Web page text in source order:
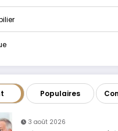
Populaires
3 août 2026